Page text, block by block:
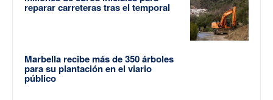
reparar carreteras tras el temporal
Marbella recibe más de 350 árboles
para su plantación en el viario
público